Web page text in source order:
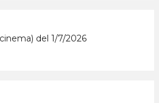
del 1/7/2026